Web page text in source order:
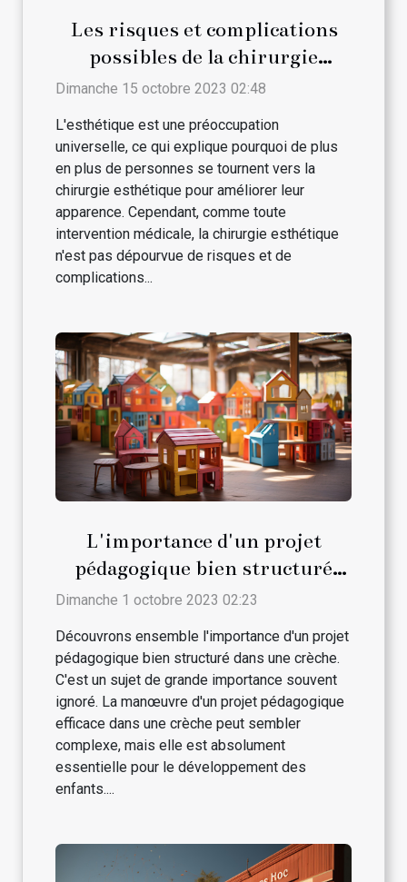
Les risques et complications
possibles de la chirurgie
esthétique
Dimanche 15 octobre 2023 02:48
L'esthétique est une préoccupation
universelle, ce qui explique pourquoi de plus
en plus de personnes se tournent vers la
chirurgie esthétique pour améliorer leur
apparence. Cependant, comme toute
intervention médicale, la chirurgie esthétique
n'est pas dépourvue de risques et de
complications...
L'importance d'un projet
pédagogique bien structuré
dans une crèche
Dimanche 1 octobre 2023 02:23
Découvrons ensemble l'importance d'un projet
pédagogique bien structuré dans une crèche.
C'est un sujet de grande importance souvent
ignoré. La manœuvre d'un projet pédagogique
efficace dans une crèche peut sembler
complexe, mais elle est absolument
essentielle pour le développement des
enfants....